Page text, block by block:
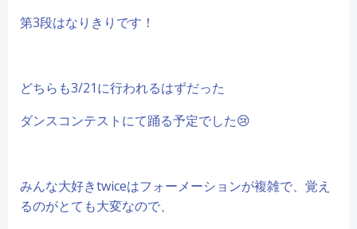
第3段はなりきりです！
どちらも3/21に行われるはずだった
ダンスコンテストにて踊る予定でした😢
みんな大好きtwiceはフォーメーションが複雑で、覚え
るのがとても大変なので、